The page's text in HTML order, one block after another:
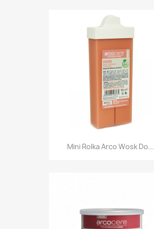
Mini Rolka Arco Wosk Do...